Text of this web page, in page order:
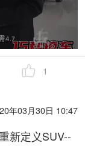
1
年03月30日 10:47
新定义SUV--